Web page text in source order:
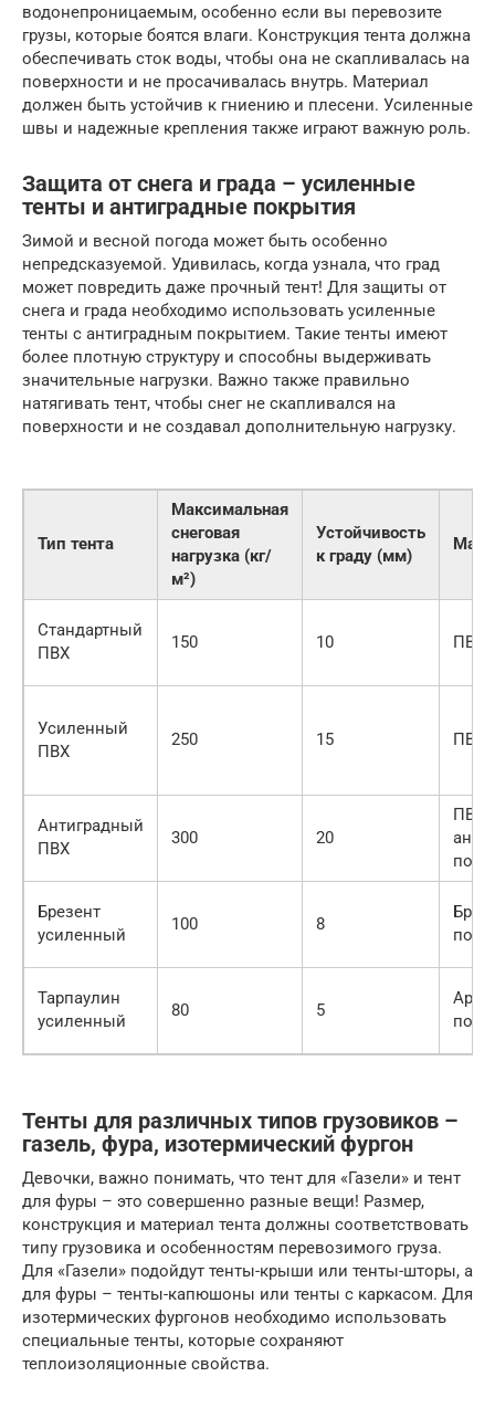
водонепроницаемым, особенно если вы перевозите
грузы, которые боятся влаги. Конструкция тента должна
обеспечивать сток воды, чтобы она не скапливалась на
поверхности и не просачивалась внутрь. Материал
должен быть устойчив к гниению и плесени. Усиленные
швы и надежные крепления также играют важную роль.
Защита от снега и града – усиленные
тенты и антиградные покрытия
Зимой и весной погода может быть особенно
непредсказуемой. Удивилась, когда узнала, что град
может повредить даже прочный тент! Для защиты от
снега и града необходимо использовать усиленные
тенты с антиградным покрытием. Такие тенты имеют
более плотную структуру и способны выдерживать
значительные нагрузки. Важно также правильно
натягивать тент, чтобы снег не скапливался на
поверхности и не создавал дополнительную нагрузку.
Тип тента
Максимальная
снеговая
нагрузка (кг/
м²)
Устойчивость
к граду (мм)
Стандартный
ПВХ
150 10 ПВХ
Усиленный
ПВХ
250 15 ПВХ
Антиградный
ПВХ
300 20
ПВХ
Брезент
усиленный
100 8
Тарпаулин
усиленный
80 5
Тенты для различных типов грузовиков –
газель, фура, изотермический фургон
Девочки, важно понимать, что тент для «Газели» и тент
для фуры – это совершенно разные вещи! Размер,
конструкция и материал тента должны соответствовать
типу грузовика и особенностям перевозимого груза.
Для «Газели» подойдут тенты-крыши или тенты-шторы, а
для фуры – тенты-капюшоны или тенты с каркасом. Для
изотермических фургонов необходимо использовать
специальные тенты, которые сохраняют
теплоизоляционные свойства.